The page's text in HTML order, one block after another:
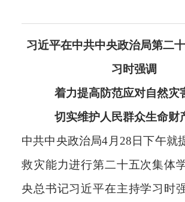
习近平在中共中央政治局第二
习时强调
着力提高防范应对自然灾
切实维护人民群众生命财
中共中央政治局4月28日下午就
救灾能力进行第二十五次集体
央总书记习近平在主持学习时